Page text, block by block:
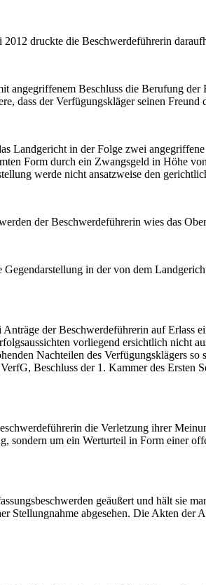
druckte die Beschwerdeführerin
angegriffenem Beschluss die Berufung
dass der Verfügungskläger seinen
Landgericht in der Folge zwei
Form durch ein Zwangsgeld in Höhe
werde nicht ansatzweise den
der Beschwerdeführerin wies das
in der von dem
Anträge der Beschwerdeführerin auf
vorliegend ersichtlich nicht
Nachteilen des Verfügungsklägers
Beschluss der 1. Kammer des
die Verletzung ihrer
sondern um ein Werturteil in Form einer
geäußert und hält sie
Stellungnahme abgesehen. Die Akten der